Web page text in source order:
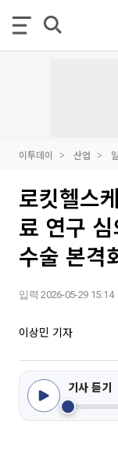
이투데이 산업
로킷헬스
료 연구
수술 본격
입력 2026-05-29 15:14
이상민 기자
기사 듣기